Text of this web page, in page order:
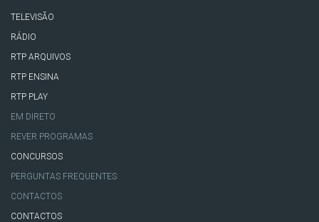
TELEVISÃO
RÁDIO
RTP ARQUIVOS
RTP ENSINA
RTP PLAY
EM DIRETO
REVER PROGRAMAS
CONCURSOS
PERGUNTAS FREQUENTES
CONTACTOS
CONTACTOS